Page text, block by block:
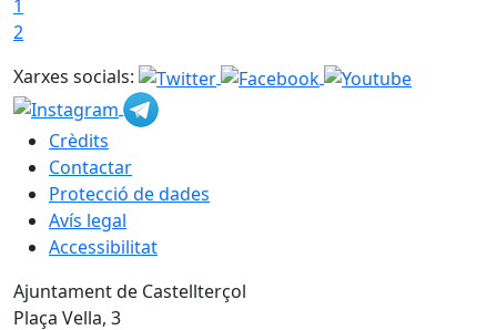
1
2
Xarxes socials:
Crèdits
Contactar
Protecció de dades
Avís legal
Accessibilitat
Ajuntament de Castellterçol
Plaça Vella, 3